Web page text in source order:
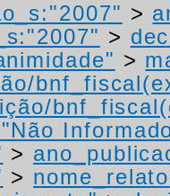
>
>
>
>
>